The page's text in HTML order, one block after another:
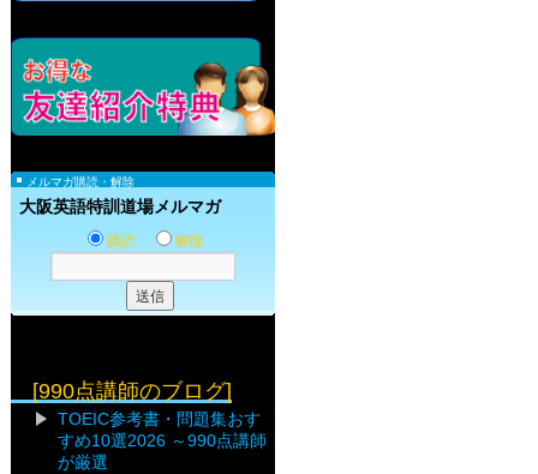
メルマガ購読・解除
大阪英語特訓道場メルマガ
購読 解除
[990点講師のブログ]
TOEIC参考書・問題集おす
すめ10選2026 ～990点講師
が厳選